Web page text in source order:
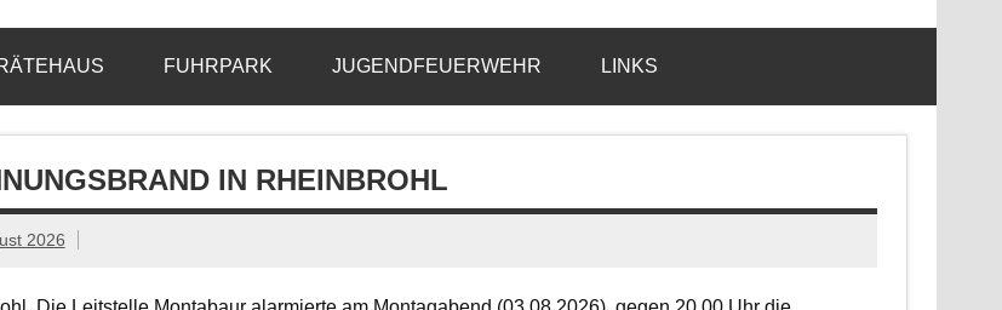
FUHRPARK JUGENDFEUERWEHR LINKS
IN RHEINBROHL
2026